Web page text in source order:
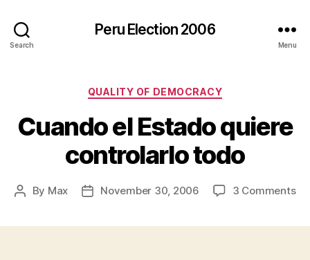
Search
Peru Election 2006
Menu
Categories
QUALITY OF DEMOCRACY
Cuando el Estado quiere
controlarlo todo
Post
By Max
PostNovember 30, 2006 3 Commentson